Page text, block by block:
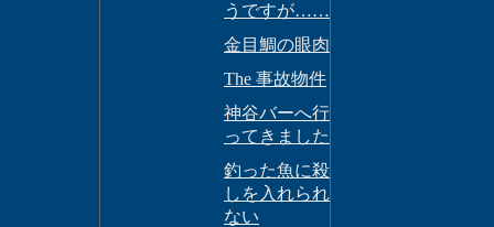
うですが……
金目鯛の眼肉
The 事故物件
神谷バーへ行
ってきました
釣った魚に殺
しを入れられ
ない